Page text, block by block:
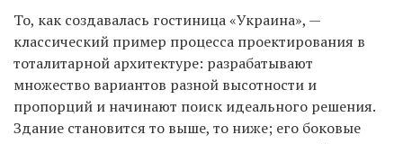
То, как создавалась гостиница «Украина», —
классический пример процесса проектирования в
тоталитарной архитектуре: разрабатывают
множество вариантов разной высотности и
пропорций и начинают поиск идеального решения.
Здание становится то выше, то ниже; его боковые